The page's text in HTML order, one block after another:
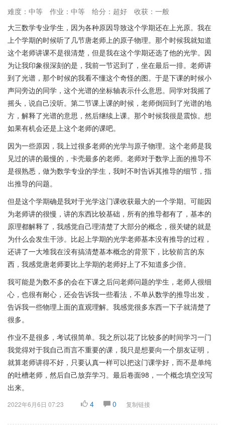
难度：中等
作业：中等 给分：超好
收获：一般
大三数学专业学生，因为各种原因导致这个学期还在上光原。我在
上个学期的时候听了几节唐老师上的原子物理。那个时候我就知道
这个老师讲课不是很清楚，但是我在这个学期还选了他的光学。因
为让我印象很深刻的是，我前一节迟到了，坐在最后一排。老师讲
到了光谱，那个时候的我看不懂这个奇怪的图。于是下课的时候小
声问旁边的同学，这个光谱的坐标轴表示什么意思。同学对我摇了
摇头，说自己没听。第二节课上课的时候，老师倒回到了光谱的地
方，解释了光谱的意思，然后继续上课。那个时候我很是震惊。想
如果有机会还是上这个老师的课吧。
因为一些原因，我上过很多老师的光学与原子物理。这个老师是我
见过的讲的最慢的，卡壳最多的老师。老师对于数学上面的推导不
是很熟悉，做为数学专业的学生，我时不时告诉其推导的细节，指
出推导的问题。
但是这个学期确是我对于光学这门课收获最大的一个学期。可能因
为老师讲的很慢，讲的东西比较基础，所有的推导都有了，基本的
原理都解释了，我感觉自己理清楚了大部分的概念，很关键的就是
为什么会发生干涉。比起上学期的光学老师基本没有推导的过程，
还讲了一大堆我在没有搞清楚基本概念的背景下，比较前言的东
西，我感觉唐老师要比上学期的老师好上了不知道多少倍。
我可能是为数不多的会在下课之后问老师问题的学生，老师人很细
心，也很有耐心，还会告诉我一些看法，不单从数学的推导出发，
告诉我一些物理上面的直观理解。我感觉很多东西一下子就清楚了
很多。
作业不是很多，考试很简单。我之所以花了比较多的时间学习一门
我觉得对于我自己而言不重要的课，我只是想要向一个朋友证明，
就算老师讲得不好，只要认真一样可以把这门课学好，而不是单纯
的吐槽老师，然后自己放弃学习。最后卷面98，一个概念填空没写
出来。
2022年6月6日 07:23 4 0 复制链接